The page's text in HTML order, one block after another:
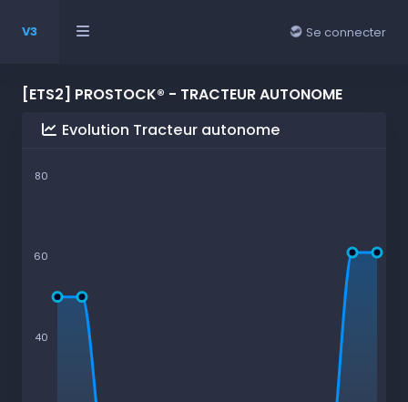
V3 Se connecter
[ETS2] PROSTOCK® - TRACTEUR AUTONOME
Evolution Tracteur autonome
80
60
40